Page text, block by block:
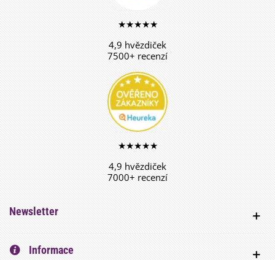
★★★★★
4,9 hvězdiček
7500+ recenzí
★★★★★
4,9 hvězdiček
7000+ recenzí
Newsletter
Informace